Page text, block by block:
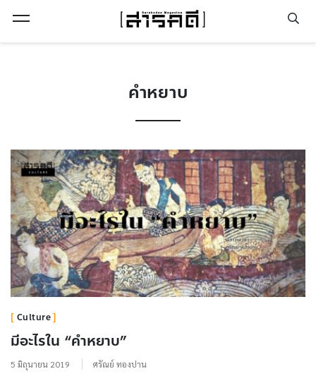
คำหยาบ
Culture
มีอะไรใน “คำหยาบ”
5 มิถุนายน 2019 ศรัณย์ ทองปาน